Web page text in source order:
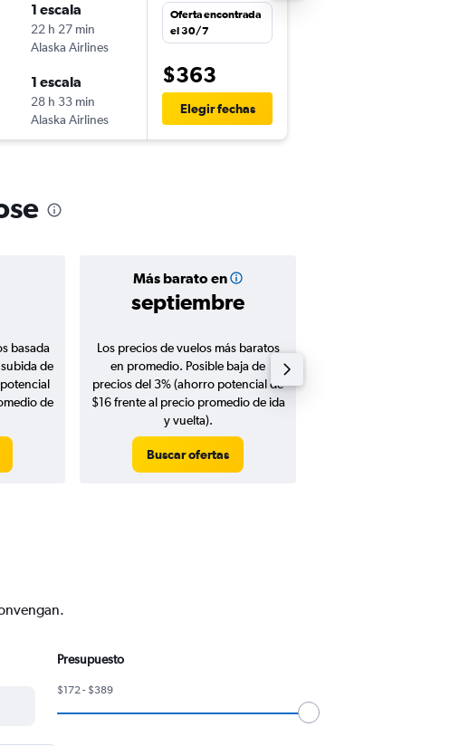
1 escala
22 h 27 min
Alaska Airlines
1 escala
28 h 33 min
Alaska Airlines
Oferta encontrada
el 30/7
$363
Elegir fechas
Más barato en
septiembre
basada
de
de
Los precios de vuelos más baratos
en promedio. Posible baja de
precios del 3% (ahorro potencial de
$16 frente al precio promedio de ida
y vuelta).
Buscar ofertas
Presupuesto
$172 - $389